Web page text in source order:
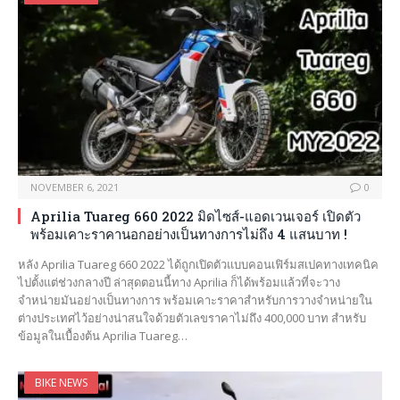
NOVEMBER 6, 2021 0
Aprilia Tuareg 660 2022 มิดไซส์-แอดเวนเจอร์ เปิดตัว
พร้อมเคาะราคานอกอย่างเป็นทางการไม่ถึง 4 แสนบาท !
หลัง Aprilia Tuareg 660 2022 ได้ถูกเปิดตัวแบบคอนเฟิร์มสเปคทางเทคนิค
ไปตั้งแต่ช่วงกลางปี ล่าสุดตอนนี้ทาง Aprilia ก็ได้พร้อมแล้วที่จะวาง
จำหน่ายมันอย่างเป็นทางการ พร้อมเคาะราคาสำหรับการวางจำหน่ายใน
ต่างประเทศไว้อย่างน่าสนใจด้วยตัวเลขราคาไม่ถึง 400,000 บาท สำหรับ
ข้อมูลในเบื้องต้น Aprilia Tuareg…
BIKE NEWS